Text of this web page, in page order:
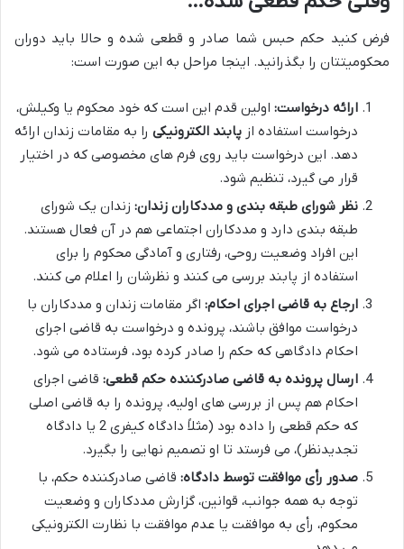
فرض کنید حکم حبس شما صادر و قطعی شده و حالا باید دوران
محکومیتتان را بگذرانید. اینجا مراحل به این صورت است:
ارائه درخواست: اولین قدم این است که خود محکوم یا وکیلش،
درخواست استفاده از پابند الکترونیکی را به مقامات زندان ارائه
دهد. این درخواست باید روی فرم های مخصوصی که در اختیار
قرار می گیرد، تنظیم شود.
نظر شورای طبقه بندی و مددکاران زندان: زندان یک شورای
طبقه بندی دارد و مددکاران اجتماعی هم در آن فعال هستند.
این افراد وضعیت روحی، رفتاری و آمادگی محکوم را برای
استفاده از پابند بررسی می کنند و نظرشان را اعلام می کنند.
ارجاع به قاضی اجرای احکام: اگر مقامات زندان و مددکاران با
درخواست موافق باشند، پرونده و درخواست به قاضی اجرای
احکام دادگاهی که حکم را صادر کرده بود، فرستاده می شود.
ارسال پرونده به قاضی صادرکننده حکم قطعی: قاضی اجرای
احکام هم پس از بررسی های اولیه، پرونده را به قاضی اصلی
که حکم قطعی را داده بود (مثلاً دادگاه کیفری 2 یا دادگاه
تجدیدنظر)، می فرستد تا او تصمیم نهایی را بگیرد.
صدور رأی موافقت توسط دادگاه: قاضی صادرکننده حکم، با
توجه به همه جوانب، قوانین، گزارش مددکاران و وضعیت
محکوم، رأی به موافقت یا عدم موافقت با نظارت الکترونیکی